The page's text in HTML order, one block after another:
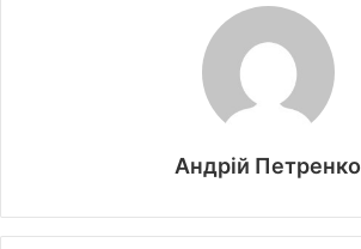
Андрій Петренко